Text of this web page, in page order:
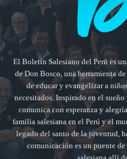
El Boletín Salesiano del Perú es
de Don Bosco, una herramienta
de educar y evangelizar a
necesitados. Inspirado en el
comunica con esperanza y
familia salesiana en el Perú y el
legado del santo de la juventud,
comunicación es un puente